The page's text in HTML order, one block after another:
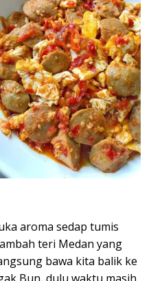
aroma sedap tumis
teri Medan yang
bawa kita balik ke